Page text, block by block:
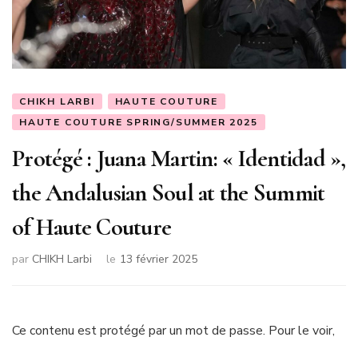
CHIKH LARBI
HAUTE COUTURE
HAUTE COUTURE SPRING/SUMMER 2025
Protégé : Juana Martin: « Identidad »,
the Andalusian Soul at the Summit
of Haute Couture
par CHIKH Larbi le 13 février 2025
Ce contenu est protégé par un mot de passe. Pour le voir,